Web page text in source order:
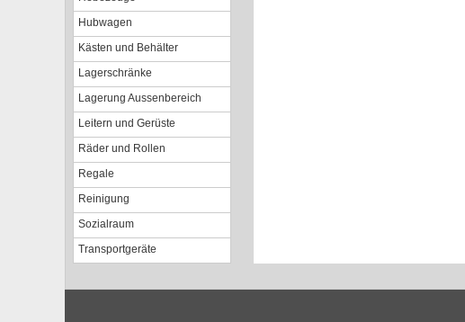
Hubwagen
Kästen und Behälter
Lagerschränke
Lagerung Aussenbereich
Leitern und Gerüste
Räder und Rollen
Regale
Reinigung
Sozialraum
Transportgeräte